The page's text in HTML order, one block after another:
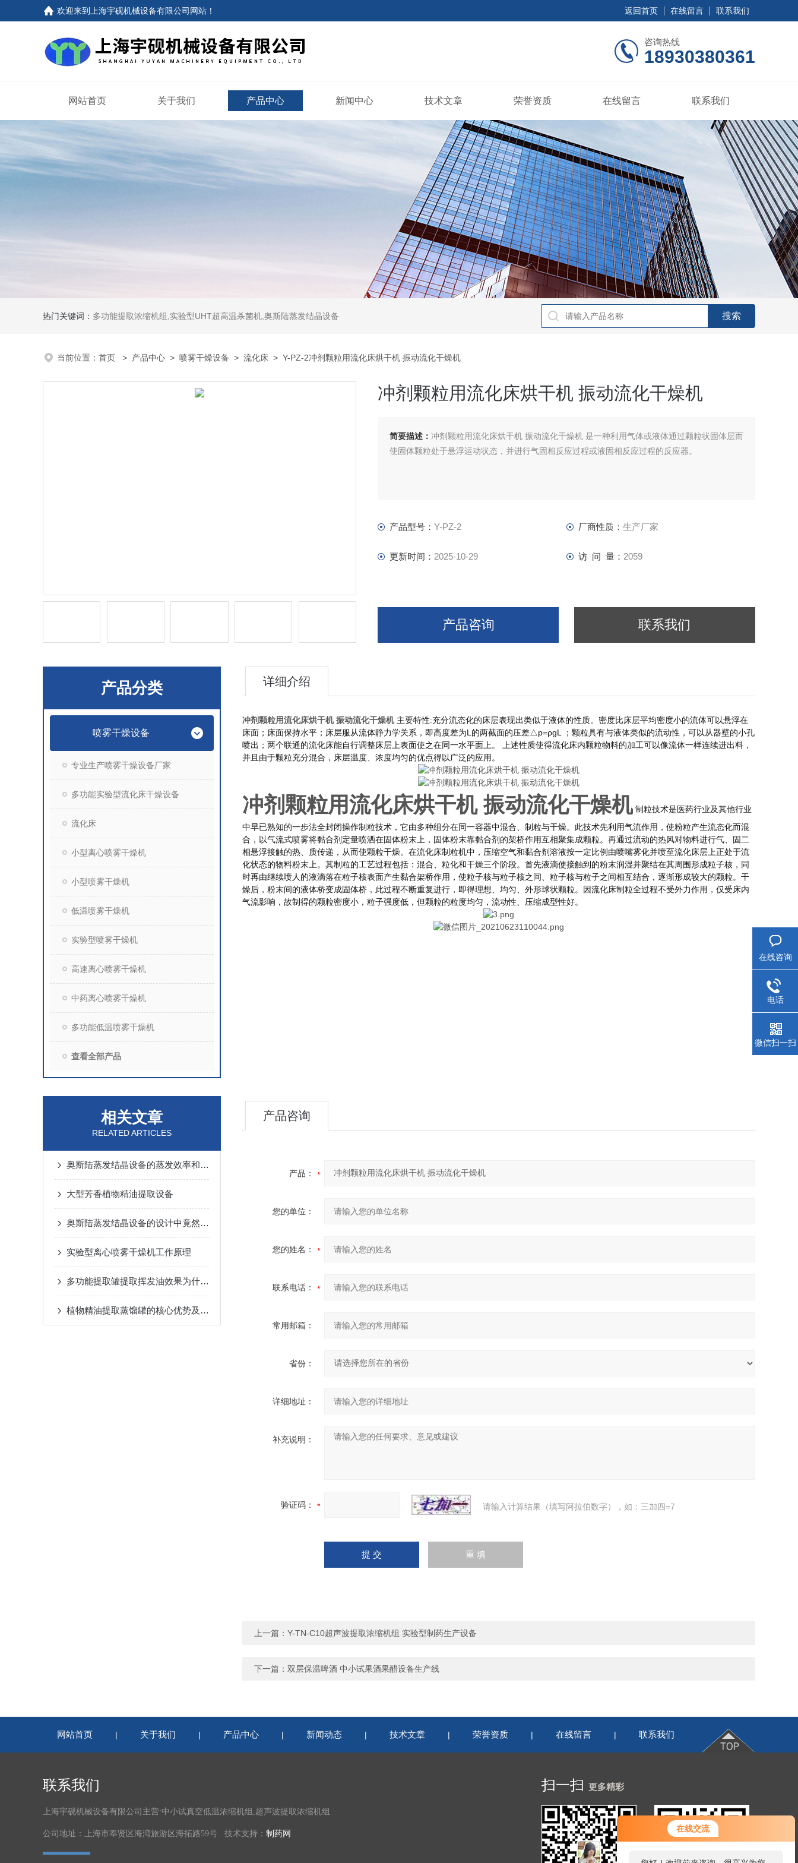
在线交流
欢迎来到上海宇砚机械设备有限公司网站！ 返回首页 在线留言 联系我们
咨询热线
18930380361
网站首页 关于我们 产品中心 新闻中心 技术文章 荣誉资质 在线留言 联系我们
热门关键词： 多功能提取浓缩机组,实验型UHT超高温杀菌机,奥斯陆蒸发结晶设备
当前位置： 首页 > 产品中心 > 喷雾干燥设备 > 流化床 > Y-PZ-2冲剂颗粒用流化床烘干机 振动流化干燥机
冲剂颗粒用流化床烘干机 振动流化干燥机
简要描述： 冲剂颗粒用流化床烘干机 振动流化干燥机 是一种利用气体或液体通过颗粒状固体层而
使固体颗粒处于悬浮运动状态，并进行气固相反应过程或液固相反应过程的反应器。
产品型号： Y-PZ-2 厂商性质： 生产厂家
更新时间： 2025-10-29 访 问 量： 2059
产品咨询 联系我们
产品分类
喷雾干燥设备
专业生产喷雾干燥设备厂家
多功能实验型流化床干燥设备
流化床
小型离心喷雾干燥机
小型喷雾干燥机
低温喷雾干燥机
实验型喷雾干燥机
高速离心喷雾干燥机
中药离心喷雾干燥机
多功能低温喷雾干燥机
查看全部产品
相关文章
RELATED ARTICLES
奥斯陆蒸发结晶设备的蒸发效率和结晶效率分别受到哪些因素的影响？
大型芳香植物精油提取设备
奥斯陆蒸发结晶设备的设计中竟然藏着这些优势
实验型离心喷雾干燥机工作原理
多功能提取罐提取挥发油效果为什么这么差？
植物精油提取蒸馏罐的核心优势及应用解析
详细介绍
冲剂颗粒用流化床烘干机 振动流化干燥机 主要特性:充分流态化的床层表现出类似于液体的性质。密度比床层平均密度小的流体可以悬浮在
床面；床面保持水平；床层服从流体静力学关系，即高度差为L的两截面的压差△p=ρgL ；颗粒具有与液体类似的流动性，可以从器壁的小孔
喷出；两个联通的流化床能自行调整床层上表面使之在同一水平面上。 上述性质使得流化床内颗粒物料的加工可以像流体一样连续进出料，
并且由于颗粒充分混合，床层温度、浓度均匀的优点得以广泛的应用。
冲剂颗粒用流化床烘干机 振动流化干燥机 制粒技术是医药行业及其他行业
中早已熟知的一步法全封闭操作制粒技术，它由多种组分在同一容器中混合、制粒与干燥。此技术先利用气流作用，使粉粒产生流态化而混
合，以气流式喷雾将黏合剂定量喷洒在固体粉末上，固体粉末靠黏合剂的架桥作用互相聚集成颗粒。再通过流动的热风对物料进行气、固二
相悬浮接触的热、质传递，从而使颗粒干燥。在流化床制粒机中，压缩空气和黏合剂溶液按一定比例由喷嘴雾化并喷至流化床层上正处于流
化状态的物料粉末上。其制粒的工艺过程包括：混合、粒化和干燥三个阶段。首先液滴使接触到的粉末润湿并聚结在其周围形成粒子核，同
时再由继续喷人的液滴落在粒子核表面产生黏合架桥作用，使粒子核与粒子核之间、粒子核与粒子之间相互结合，逐渐形成较大的颗粒。干
燥后，粉末间的液体桥变成固体桥，此过程不断重复进行，即得理想、均匀、外形球状颗粒。因流化床制粒全过程不受外力作用，仅受床内
气流影响，故制得的颗粒密度小，粒子强度低，但颗粒的粒度均匀，流动性、压缩成型性好。
产品咨询
产品：
您的单位：
您的姓名：
联系电话：
常用邮箱：
省份：
详细地址：
补充说明：
验证码： 请输入计算结果（填写阿拉伯数字），如：三加四=7
上一篇： Y-TN-C10超声波提取浓缩机组 实验型制药生产设备
下一篇： 双层保温啤酒 中小试果酒果醋设备生产线
网站首页 | 关于我们 | 产品中心 | 新闻动态 | 技术文章 | 荣誉资质 | 在线留言 | 联系我们
联系我们
上海宇砚机械设备有限公司主营:中小试真空低温浓缩机组,超声波提取浓缩机组
公司地址：上海市奉贤区海湾旅游区海拓路59号 技术支持： 制药网
扫一扫 更多精彩
在线咨询
电话
微信扫一扫